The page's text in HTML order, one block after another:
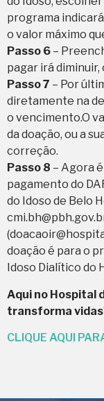
programa
o valor máximo
Passo 6 –
pagar irá
Passo 7 – Por
diretamente na
o vencimento.O
da doação, ou a
correção.
Passo 8 – Agora
pagamento do
do Idoso de Belo
doação é para o
Idoso Dialítico do
Aqui no Hospital
transforma
CLIQUE AQUI